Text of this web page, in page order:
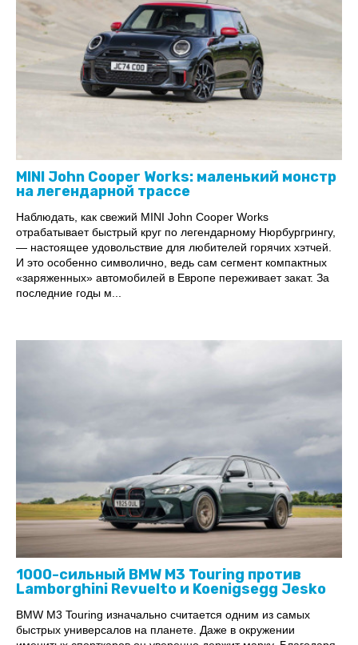
MINI John Cooper Works: маленький монстр
на легендарной трассе
Наблюдать, как свежий MINI John Cooper Works
отрабатывает быстрый круг по легендарному Нюрбургрингу,
— настоящее удовольствие для любителей горячих хэтчей.
И это особенно символично, ведь сам сегмент компактных
«заряженных» автомобилей в Европе переживает закат. За
последние годы м...
1000-сильный BMW M3 Touring против
Lamborghini Revuelto и Koenigsegg Jesko
BMW M3 Touring изначально считается одним из самых
быстрых универсалов на планете. Даже в окружении